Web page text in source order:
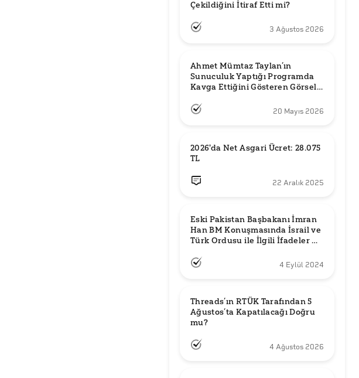
3 Ağustos 2026
Ahmet Mümtaz Taylan’ın
Sunuculuk Yaptığı Programda
Kavga Ettiğini Gösteren Görsel
20 Mayıs 2026
2026'da Net Asgari Ücret: 28.075
TL
22 Aralık 2025
Eski Pakistan Başbakanı İmran
Han BM Konuşmasında İsrail ve
Türk Ordusu ile İlgili İfadeler mi
4 Eylül 2024
Threads’ın RTÜK Tarafından 5
Ağustos’ta Kapatılacağı Doğru
mu?
4 Ağustos 2026